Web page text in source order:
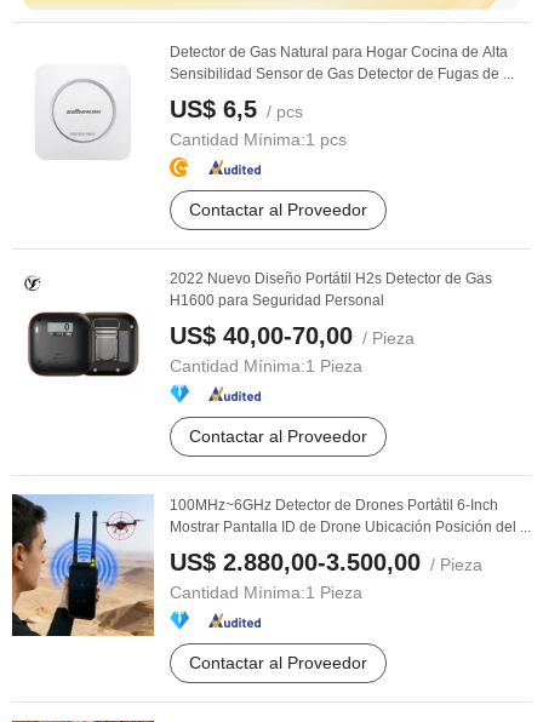
Detector de Gas Natural para Hogar Cocina de Alta
Sensibilidad Sensor de Gas Detector de Fugas de ...
US$ 6,5 / pcs
Cantidad Mínima:1 pcs
Contactar al Proveedor
2022 Nuevo Diseño Portátil H2s Detector de Gas
H1600 para Seguridad Personal
US$ 40,00-70,00 / Pieza
Cantidad Mínima:1 Pieza
Contactar al Proveedor
100MHz~6GHz Detector de Drones Portátil 6-Inch
Mostrar Pantalla ID de Drone Ubicación Posición del ...
US$ 2.880,00-3.500,00 / Pieza
Cantidad Mínima:1 Pieza
Contactar al Proveedor